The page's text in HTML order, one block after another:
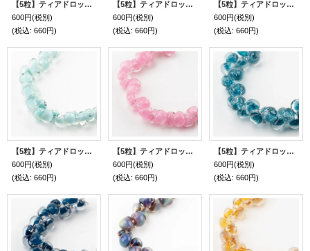
【5粒】ティアドロップビーズ 【Pastel Purple】
600円(税別)
(税込: 660円)
【5粒】ティアドロップビーズ 【Coral Reef】【メーカー廃番】
600円(税別)
(税込: 660円)
【5粒】ティアドロップビーズ 【Sea Grass】
600円(税別)
(税込: 660円)
【5粒】ティアドロップビーズ 【Carolina Blue】
600円(税別)
(税込: 660円)
【5粒】ティアドロップビーズ 【Petal Pink】
600円(税別)
(税込: 660円)
【5粒】ティアドロップビーズ 【Parisian Blue】
600円(税別)
(税込: 660円)